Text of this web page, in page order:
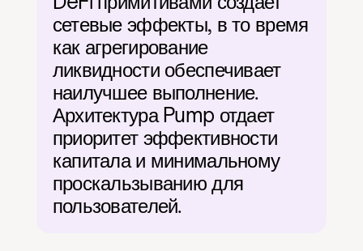
сетевые эффекты, в то время
как агрегирование
ликвидности обеспечивает
наилучшее выполнение.
Архитектура Pump отдает
приоритет эффективности
капитала и минимальному
проскальзыванию для
пользователей.